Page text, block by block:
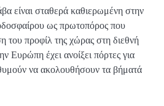
είναι σταθερά καθιερωμένη στην
ως πρωτοπόρος που
του προφίλ της χώρας στη διεθνή
Ευρώπη έχει ανοίξει πόρτες για
να ακολουθήσουν τα βήματά